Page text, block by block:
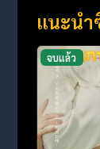
แนะน
จบแล้ว